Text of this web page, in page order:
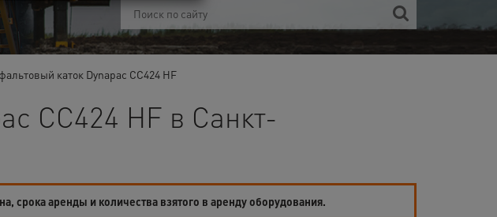
каток Dynapac CC424 HF
CC424 HF в Санкт-
срока аренды и количества взятого в аренду оборудования.